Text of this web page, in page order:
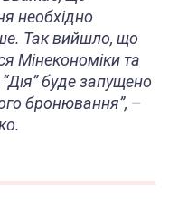
необхідно
Так вийшло, що
Мінекономіки та
буде запущено
бронювання”, –